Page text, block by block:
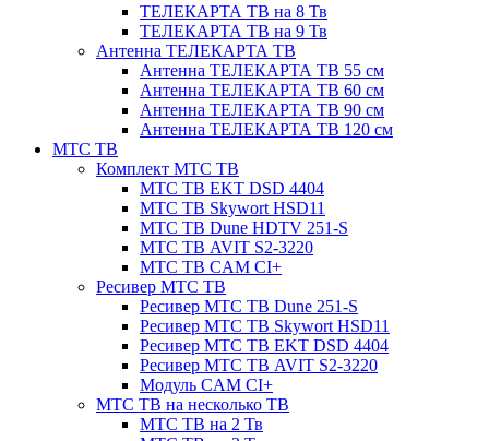
ТЕЛЕКАРТА ТВ на 8 Тв
ТЕЛЕКАРТА ТВ на 9 Тв
Антенна ТЕЛЕКАРТА ТВ
Антенна ТЕЛЕКАРТА ТВ 55 см
Антенна ТЕЛЕКАРТА ТВ 60 см
Антенна ТЕЛЕКАРТА ТВ 90 см
Антенна ТЕЛЕКАРТА ТВ 120 см
МТС ТВ
Комплект МТС ТВ
МТС ТВ EKT DSD 4404
МТС ТВ Skywort HSD11
МТС ТВ Dune HDTV 251-S
МТС ТВ AVIT S2-3220
МТС ТВ CAM CI+
Ресивер МТС ТВ
Ресивер МТС ТВ Dune 251-S
Ресивер МТС ТВ Skywort HSD11
Ресивер МТС ТВ EKT DSD 4404
Ресивер МТС ТВ AVIT S2-3220
Модуль CAM CI+
МТС ТВ на несколько ТВ
МТС ТВ на 2 Тв